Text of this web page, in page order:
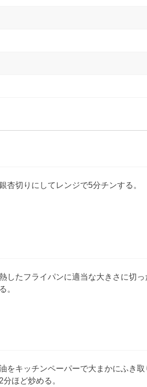
杏切りにしてレンジで5分チンする。
したフライパンに適当な大きさに切
。
をキッチンペーパーで大まかにふき
分ほど炒める。